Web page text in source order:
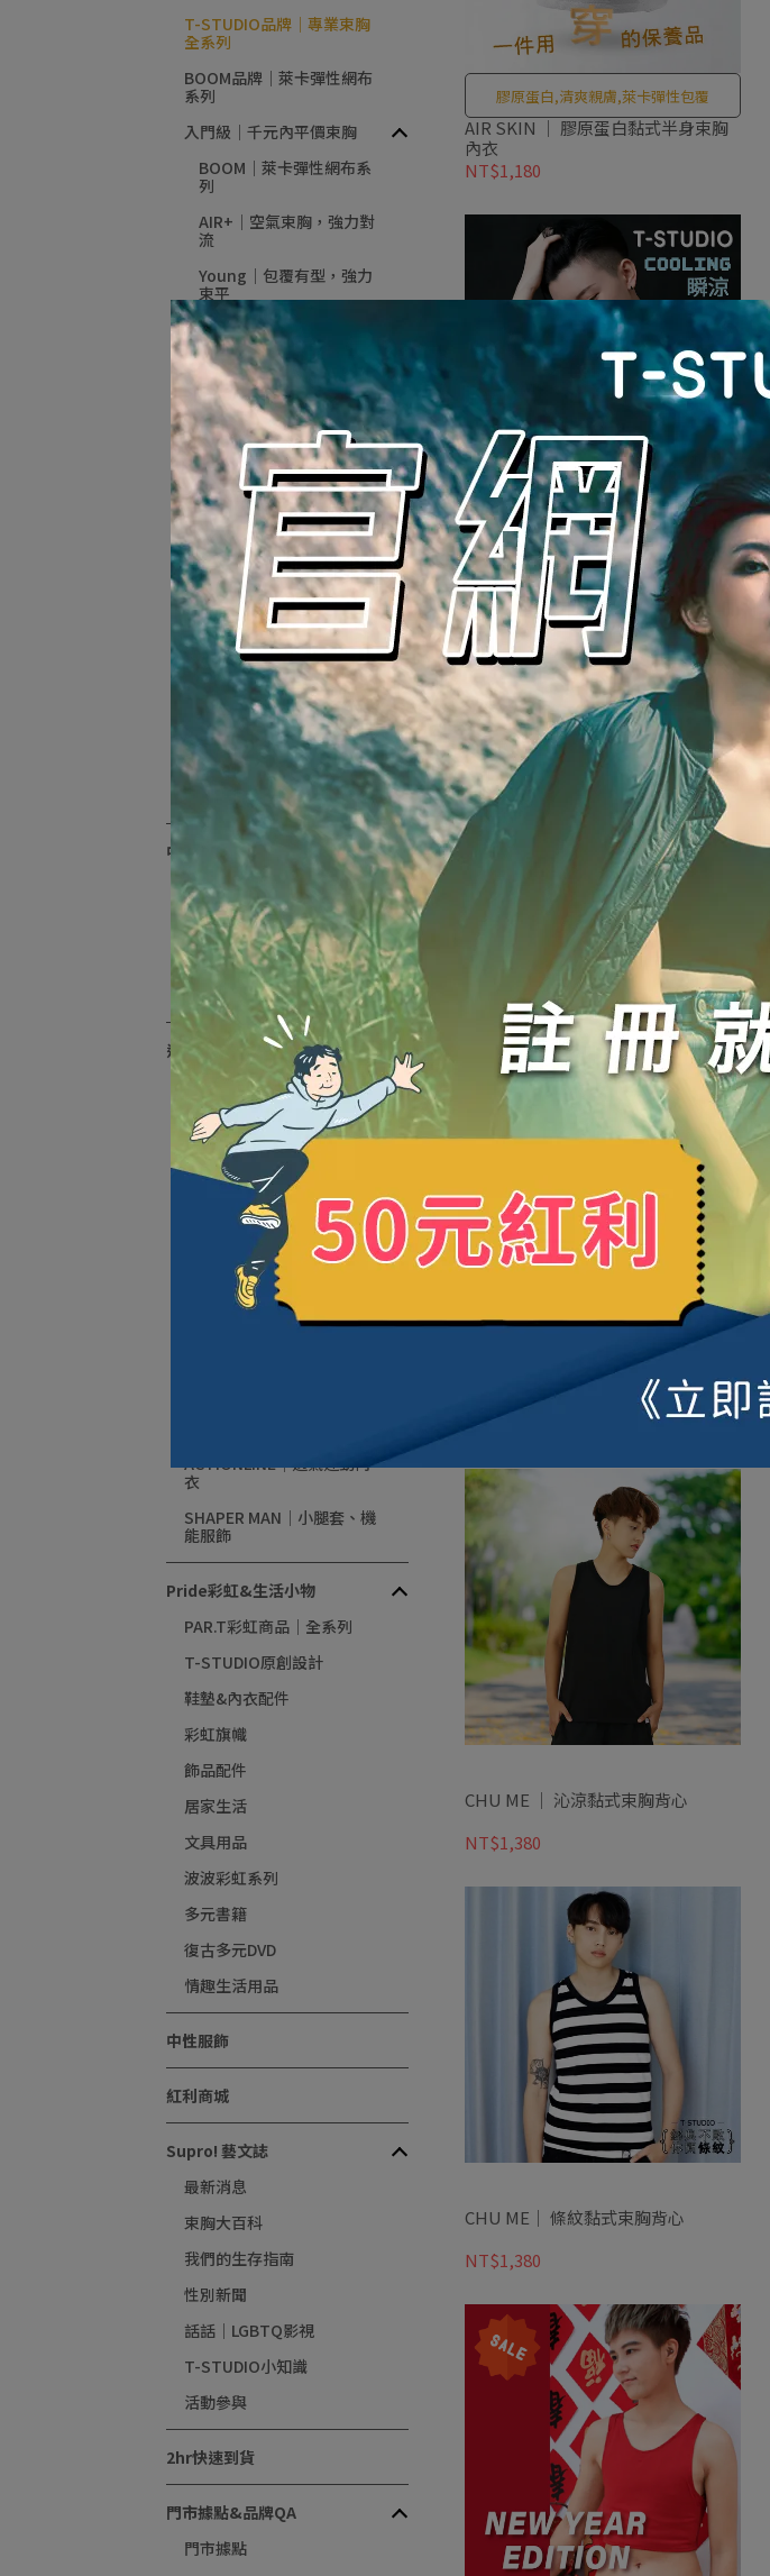
T-STUDIO品牌｜專業束胸
全系列
BOOM品牌｜萊卡彈性網布
系列
入門級｜千元內平價束胸
BOOM｜萊卡彈性網布系
列
AIR+｜空氣束胸，強力對
流
Young｜包覆有型，強力
束平
強效鬆緊 ｜織鬆緊布 提升
束平
STYLE｜運動塑型
SIMPLE｜表演戲劇專屬
專業級｜千元以上專業束胸
U領小蛙｜強力束平，吸濕
排汗
VCOOL｜-2°C極速涼感
AIR+｜空氣束胸，強力對
流
全網布機能｜透氣網布，
交叉提背
CHU ME｜外穿背心，簡單
有型
FIT｜幸運紅束胸，新年必
BUY
束胸配件
中性內褲
T-STUDIO內褲｜全系列
中性生理褲
中性造型內褲
透氣棉｜隱形內襯四角褲
運動機能
運動束胸
STYLE束胸｜運動塑型
全網布機能｜透氣網布，
交叉提背
CHUME外穿束胸
束胸泳衣系列
束胸泳衣
ACTIONLINE｜透氣運動內
衣
SHAPER MAN｜小腿套、機
能服飾
Pride彩虹&生活小物
PAR.T彩虹商品｜全系列
T-STUDIO原創設計
鞋墊&內衣配件
彩虹旗幟
飾品配件
居家生活
文具用品
波波彩虹系列
多元書籍
復古多元DVD
情趣生活用品
中性服飾
紅利商城
Supro! 藝文誌
最新消息
束胸大百科
我們的生存指南
性別新聞
話話｜LGBTQ影視
T-STUDIO小知識
活動參與
2hr快速到貨
門市據點&品牌QA
門市據點
膠原蛋白,清爽親膚,萊卡彈性包覆
AIR SKIN ｜ 膠原蛋白黏式半身束胸
內衣
NT$1,180
涼感清爽,吸濕排汗
VCOOL 酷涼｜ 黏式半身束胸內衣
NT$1,580
出清特價5折起!! 售完為止!!
【零碼】平價款 ｜ 黏式全身束胸內衣
NT$690NT$1,380
出清特價5折起!! 售完為止!!
【福利品】U領小蛙 ｜ 拉鍊全身束胸
NT$750
CHU ME ｜ 沁涼黏式束胸背心
NT$1,380
CHU ME｜ 條紋黏式束胸背心
NT$1,380